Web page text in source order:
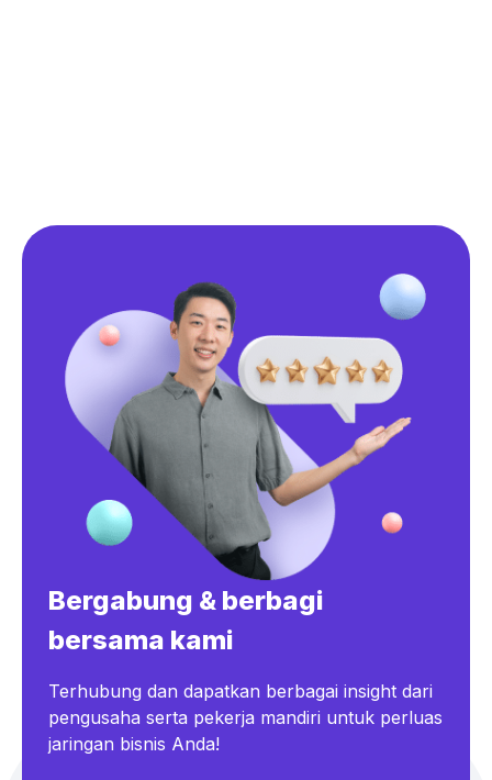
Bergabung & berbagi
bersama kami
Terhubung dan dapatkan berbagai insight dari
pengusaha serta pekerja mandiri untuk perluas
jaringan bisnis Anda!